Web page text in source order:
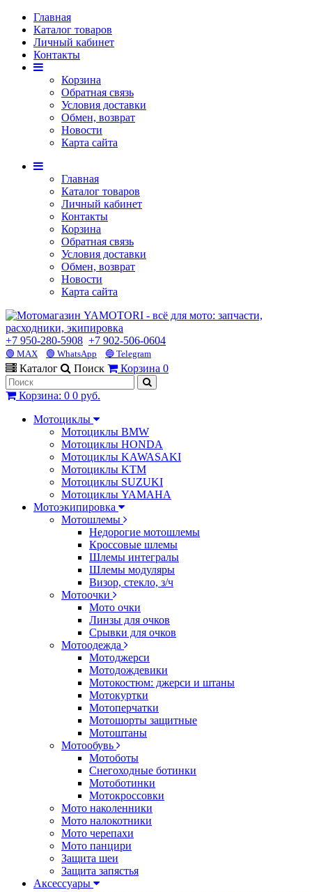
Главная
Каталог товаров
Личный кабинет
Контакты
Корзина
Обратная связь
Условия доставки
Обмен, возврат
Новости
Карта сайта
Главная
Каталог товаров
Личный кабинет
Контакты
Корзина
Обратная связь
Условия доставки
Обмен, возврат
Новости
Карта сайта
+7 950-280-5908 +7 902-506-0604
🟢 MAX 🟢 WhatsApp 🔵 Telegram
Каталог Поиск Корзина 0
Корзина: 0 0 руб.
Мотоциклы
Мотоциклы BMW
Мотоциклы HONDA
Мотоциклы KAWASAKI
Мотоциклы KTM
Мотоциклы SUZUKI
Мотоциклы YAMAHA
Мотоэкипировка
Мотошлемы
Недорогие мотошлемы
Кроссовые шлемы
Шлемы интегралы
Шлемы модуляры
Визор, стекло, з/ч
Мотоочки
Мото очки
Линзы для очков
Срывки для очков
Мотоодежда
Мотоджерси
Мотодождевики
Мотокостюм: джерси и штаны
Мотокуртки
Мотоперчатки
Мотошорты защитные
Мотоштаны
Мотообувь
Мотоботы
Снегоходные ботинки
Мотоботинки
Мотокроссовки
Мото наколенники
Мото налокотники
Мото черепахи
Мото панцири
Защита шеи
Защита запястья
Аксессуары